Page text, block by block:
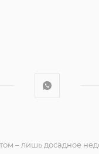
– лишь досадное